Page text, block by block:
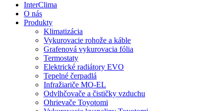
InterClima
O nás
Produkty
Klimatizácia
Vykurovacie rohože a káble
Grafenová vykurovacia fólia
Termostaty
Elektrické radiátory EVO
Tepelné čerpadlá
Infražiariče MO-EL
Odvlhčovače a čističky vzduchu
Ohrievače Toyotomi